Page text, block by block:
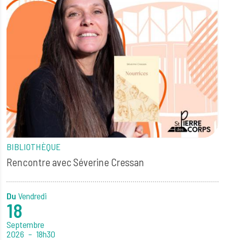
BIBLIOTHÈQUE
Rencontre avec Séverine Cressan
DuVendredi
18
Septembre
2026
18h30